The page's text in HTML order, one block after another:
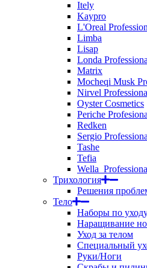
Itely
Kaypro
L'Oreal
Limba
Lisap
Londa
Matrix
Mocheqi Musk
Nirvel
Oyster Cosmetics
Periche
Redken
Sergio
Tashe
Tefia
Трихология
Решения
Тело
Наборы по
Наращивание
Уход за телом
Специальный
Руки/Ноги